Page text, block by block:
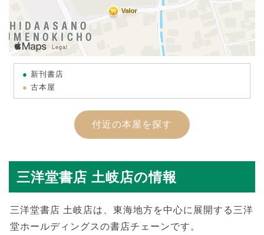
新刊書店
古本屋
付近の本屋を探す
三洋堂書店 土岐店の情報
三洋堂書店 土岐店は、東海地方を中心に展開する三洋
堂ホールディングスの書店チェーンです。